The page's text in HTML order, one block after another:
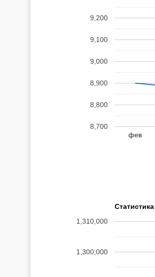
фев
8,700
8,800
8,900
9,000
9,100
9,200
1,300,000
1,310,000